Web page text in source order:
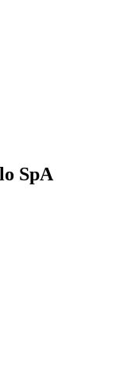
SpA